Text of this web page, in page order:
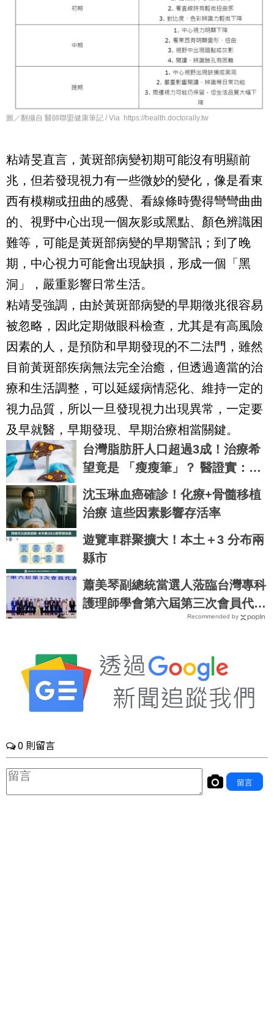
圖／翻攝自 醫師聯盟健康筆記 / Via https://health.doctorally.tw
粘靖旻直言，黃斑部病變初期可能沒有明顯前
兆，但若發現視力有一些微妙的變化，像是看東
西有模糊或扭曲的感覺、看線條時覺得彎彎曲曲
的、視野中心出現一個灰影或黑點、顏色辨識困
難等，可能是黃斑部病變的早期警訊；到了晚
期，中心視力可能會出現缺損，形成一個「黑
洞」，嚴重影響日常生活。
粘靖旻強調，由於黃斑部病變的早期徵兆很容易
被忽略，因此定期做眼科檢查，尤其是有高風險
因素的人，是預防和早期發現的不二法門，雖然
目前黃斑部疾病無法完全治癒，但透過適當的治
療和生活調整，可以延緩病情惡化、維持一定的
視力品質，所以一旦發現視力出現異常，一定要
及早就醫，早期發現、早期治療相當關鍵。
台灣脂肪肝人口超過3成！治療希
望竟是 「瘦瘦筆」？ 醫證實：有
望改善肝纖維化
沈玉琳血癌確診！化療+骨髓移植
治療 這些因素影響存活率
遊覽車群聚擴大！本土＋3 分布兩
縣市
蕭美琴副總統當選人蒞臨台灣專科
護理師學會第六屆第三次會員代表
大會 盛況非凡 展望未來Recommended by